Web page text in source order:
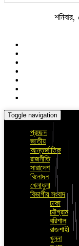
Toggle navigation
প্রচ্ছদ
জাতীয়
আন্তর্জাতিক
রাজনীতি
সারাদেশ
বিনোদন
খেলাধুলা
বিভাগীয় সংবাদ
ঢাকা
চট্টগ্রাম
বরিশাল
রাজশাহী
খুলনা